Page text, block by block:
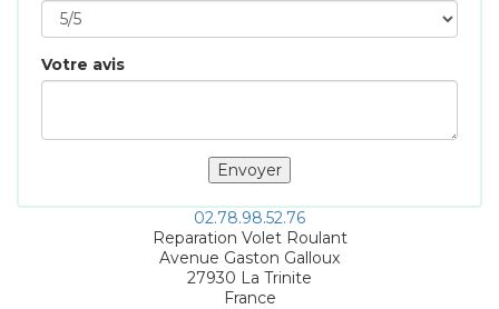
Votre avis
02.78.98.52.76
Reparation Volet Roulant
Avenue Gaston Galloux
27930 La Trinite
France